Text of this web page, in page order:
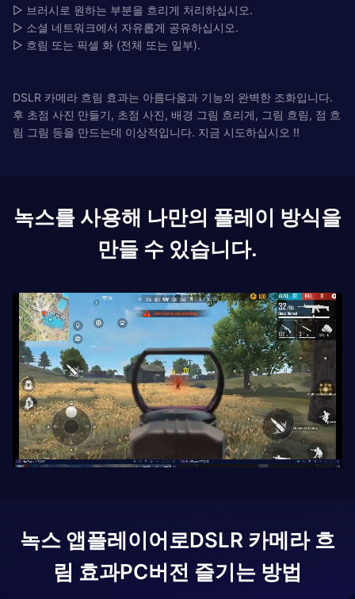
▷ 브러시로 원하는 부분을 흐리게 처리하십시오.
▷ 소셜 네트워크에서 자유롭게 공유하십시오.
▷ 흐림 또는 픽셀 화 (전체 또는 일부).
DSLR 카메라 흐림 효과는 아름다움과 기능의 완벽한 조화입니다.
후 초점 사진 만들기, 초점 사진, 배경 그림 흐리게, 그림 흐림, 점 흐
림 그림 등을 만드는데 이상적입니다. 지금 시도하십시오 !!
녹스를 사용해 나만의 플레이 방식을
만들 수 있습니다.
녹스 앱플레이어로DSLR 카메라 흐
림 효과PC버전 즐기는 방법